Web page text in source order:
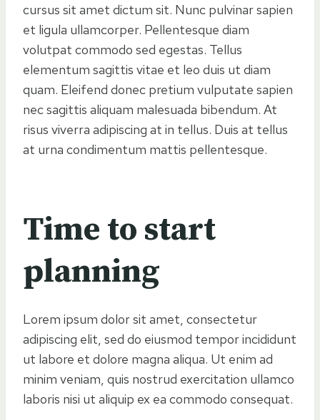
cursus sit amet dictum sit. Nunc pulvinar sapien
et ligula ullamcorper. Pellentesque diam
volutpat commodo sed egestas. Tellus
elementum sagittis vitae et leo duis ut diam
quam. Eleifend donec pretium vulputate sapien
nec sagittis aliquam malesuada bibendum. At
risus viverra adipiscing at in tellus. Duis at tellus
at urna condimentum mattis pellentesque.
Time to start
planning
Lorem ipsum dolor sit amet, consectetur
adipiscing elit, sed do eiusmod tempor incididunt
ut labore et dolore magna aliqua. Ut enim ad
minim veniam, quis nostrud exercitation ullamco
laboris nisi ut aliquip ex ea commodo consequat.